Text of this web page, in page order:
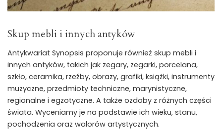
Skup mebli i innych antyków
Antykwariat Synopsis proponuje również skup mebli i
innych antyków, takich jak zegary, zegarki, porcelana,
szkło, ceramika, rzeźby, obrazy, grafiki, książki, instrumenty
muzyczne, przedmioty techniczne, marynistyczne,
regionalne i egzotyczne. A także ozdoby z różnych części
świata. Wyceniamy je na podstawie ich wieku, stanu,
pochodzenia oraz walorów artystycznych.